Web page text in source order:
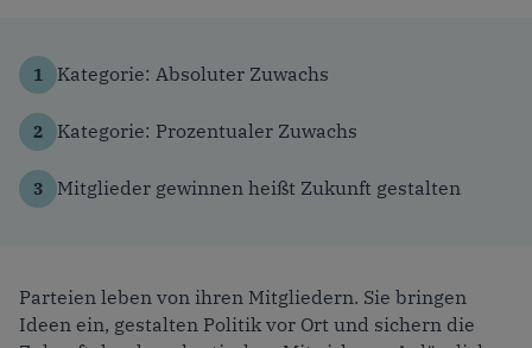
Kategorie: Absoluter Zuwachs
Kategorie: Prozentualer Zuwachs
Mitglieder gewinnen heißt Zukunft gestalten
Parteien leben von ihren Mitgliedern. Sie bringen
Ideen ein, gestalten Politik vor Ort und sichern die